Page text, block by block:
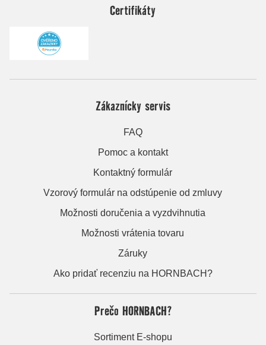
Certifikáty
Zákaznícky servis
FAQ
Pomoc a kontakt
Kontaktný formulár
Vzorový formulár na odstúpenie od zmluvy
Možnosti doručenia a vyzdvihnutia
Možnosti vrátenia tovaru
Záruky
Ako pridať recenziu na HORNBACH?
Prečo HORNBACH?
Sortiment E-shopu